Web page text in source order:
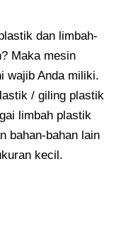
dan limbah-
Maka mesin
wajib Anda miliki.
/ giling plastik
limbah plastik
bahan-bahan lain
kecil.